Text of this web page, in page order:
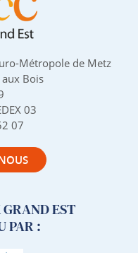
Métropole de Metz
aux Bois
03
07
GRAND EST
PAR :